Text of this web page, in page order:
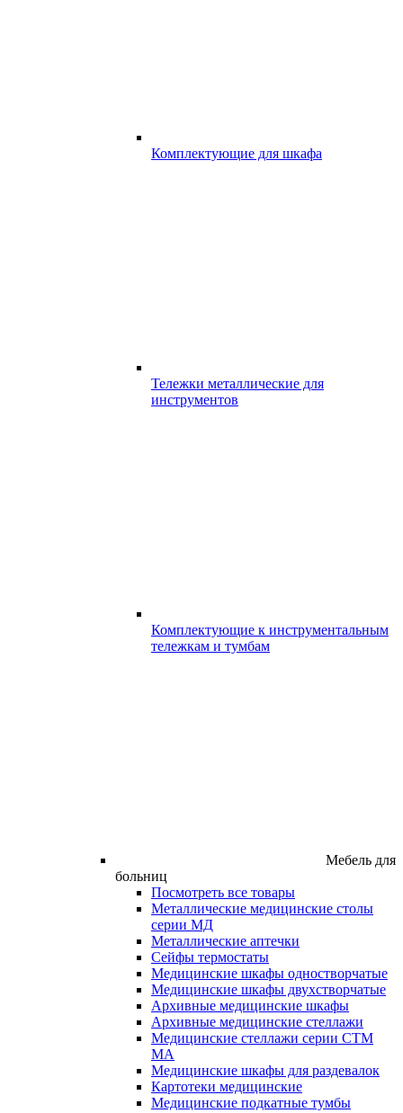
Комплектующие для шкафа
Тележки металлические для
инструментов
Комплектующие к инструментальным
тележкам и тумбам
Мебель для
больниц
Посмотреть все товары
Металлические медицинские столы
серии МД
Металлические аптечки
Сейфы термостаты
Медицинские шкафы одностворчатые
Медицинские шкафы двухстворчатые
Архивные медицинские шкафы
Архивные медицинские стеллажи
Медицинские стеллажи серии СТМ
МА
Медицинские шкафы для раздевалок
Картотеки медицинские
Медицинские подкатные тумбы